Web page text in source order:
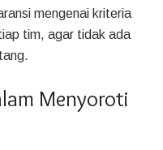
mengenai kriteria
tim, agar tidak ada
Menyoroti